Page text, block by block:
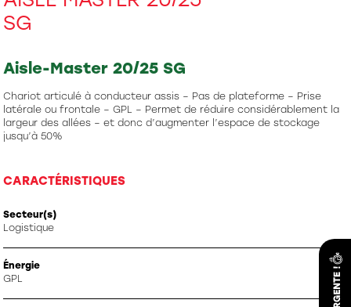
SG
Aisle-Master 20/25 SG
Chariot articulé à conducteur assis – Pas de plateforme – Prise
latérale ou frontale – GPL – Permet de réduire considérablement la
largeur des allées – et donc d’augmenter l’espace de stockage
jusqu’à 50%
CARACTÉRISTIQUES
Secteur(s)
Logistique
Énergie
GPL